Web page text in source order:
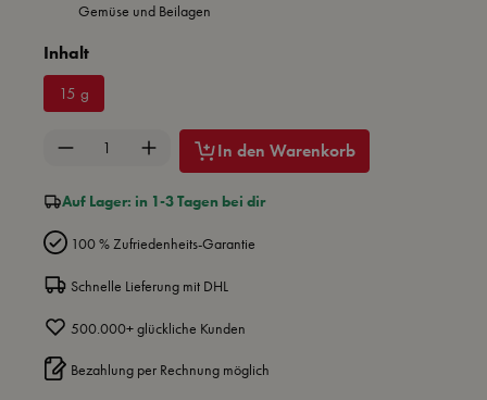
Gemüse und Beilagen
Inhaltauswählen
15 g
Produkt Anzahl: Gib den gewünschten Wert
In den Warenkorb
Auf Lager: in 1-3 Tagen bei dir
100 % Zufriedenheits-Garantie
Schnelle Lieferung mit DHL
500.000+ glückliche Kunden
Bezahlung per Rechnung möglich